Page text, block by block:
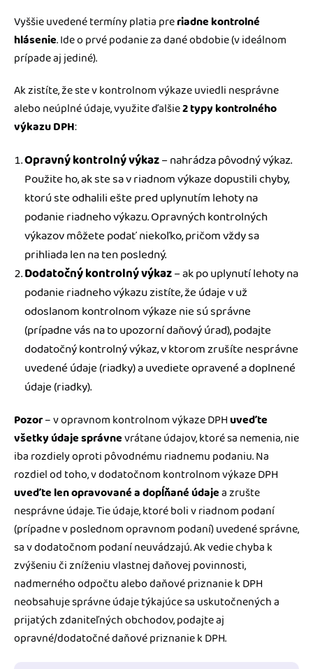
Vyššie uvedené termíny platia preriadne kontrolné
hlásenie. Ide o prvé podanie za dané obdobie (v ideálnom
prípade aj jediné).
Ak zistíte, že ste v kontrolnom výkaze uviedli nesprávne
alebo neúplné údaje, využite ďalšie2 typy kontrolného
výkazu DPH:
Opravný kontrolný výkaz– nahrádza pôvodný výkaz.
Použite ho, ak ste sa v riadnom výkaze dopustili chyby,
ktorú ste odhalili ešte pred uplynutím lehoty na
podanie riadneho výkazu. Opravných kontrolných
výkazov môžete podať niekoľko, pričom vždy sa
prihliada len na ten posledný.
Dodatočný kontrolný výkaz– ak po uplynutí lehoty na
podanie riadneho výkazu zistíte, že údaje v už
odoslanom kontrolnom výkaze nie sú správne
(prípadne vás na to upozorní daňový úrad), podajte
dodatočný kontrolný výkaz, v ktorom zrušíte nesprávne
uvedené údaje (riadky) a uvediete opravené a doplnené
údaje (riadky).
Pozor– v opravnom kontrolnom výkaze DPHuveďte
všetky údaje správnevrátane údajov, ktoré sa nemenia, nie
iba rozdiely oproti pôvodnému riadnemu podaniu. Na
rozdiel od toho, v dodatočnom kontrolnom výkaze DPH
uveďte len opravované a dopĺňané údajea zrušte
nesprávne údaje. Tie údaje, ktoré boli v riadnom podaní
(prípadne v poslednom opravnom podaní) uvedené správne,
sa v dodatočnom podaní neuvádzajú. Ak vedie chyba k
zvýšeniu či zníženiu vlastnej daňovej povinnosti,
nadmerného odpočtu alebo daňové priznanie k DPH
neobsahuje správne údaje týkajúce sa uskutočnených a
prijatých zdaniteľných obchodov, podajte aj
opravné/dodatočné daňové priznanie k DPH.